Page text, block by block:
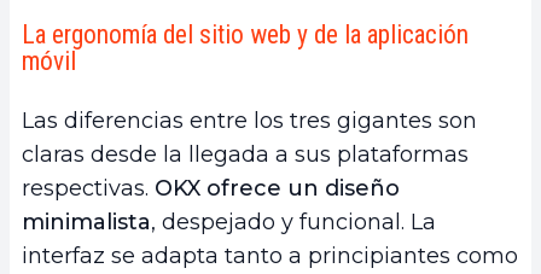
La ergonomía del sitio web y de la aplicación
móvil
Las diferencias entre los tres gigantes son
claras desde la llegada a sus plataformas
respectivas. OKX ofrece un diseño
minimalista, despejado y funcional. La
interfaz se adapta tanto a principiantes como